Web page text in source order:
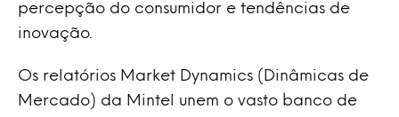
percepção do consumidor e tendências de
inovação.
Os relatórios Market Dynamics (Dinâmicas de
Mercado) da Mintel unem o vasto banco de